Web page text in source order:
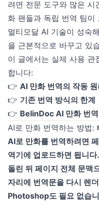
려면 전문 도구와 많은 시
화 팬들과 독립 번역 팀이
멀티모달 AI 기술이 성숙
을 근본적으로 바꾸고 있
이 글에서는 실제 사용 관
합니다:
👉 AI 만화 번역의 작동 원
👉 기존 번역 방식의 한계
👉 BelinDoc AI 만화 번
AI로 만화 번역하는 방법:
AI로 만화를 번역하려면
역기에 업로드하면 됩니
돌린 뒤 페이지 전체 문맥
자리에 번역문을 다시 렌
Photoshop도 필요 없습